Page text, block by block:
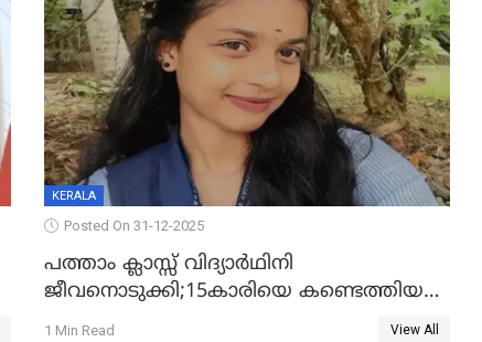
KERALA
Posted On 31-12-2025
പത്താം ക്ലാസ്സ് വിദ്യാര്‍ഥിനി
ജീവനൊടുക്കി;15കാരിയെ കണ്ടെത്തിയത്
കിടപ്പുമുറിയില്‍ തൂങ്ങി മരിച്ച നിലയിൽ
1 Min Read View All